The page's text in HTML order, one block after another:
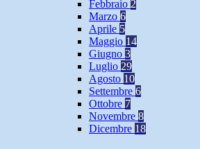
Febbraio 2
Marzo 6
Aprile 5
Maggio 14
Giugno 3
Luglio 29
Agosto 10
Settembre 6
Ottobre 7
Novembre 8
Dicembre 18